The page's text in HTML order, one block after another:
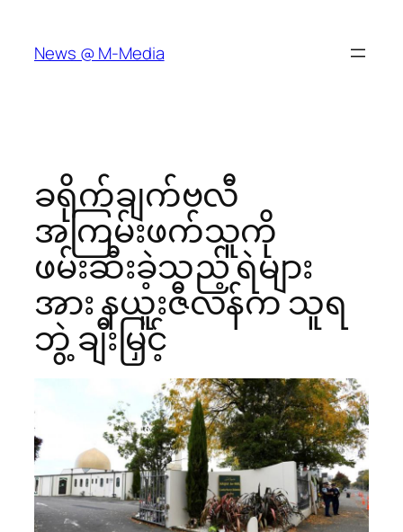
content
News @ M-Media
ခရိုက်ချက်ဗလီ
အကြမ်းဖက်သူကို
ဖမ်းဆီးခဲ့သည့် ရဲများ
အား နယူးဇီလန်က သူရ
ဘွဲ့ ချီးမြှင့်